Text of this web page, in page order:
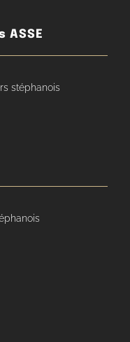
ASSE
stéphanois